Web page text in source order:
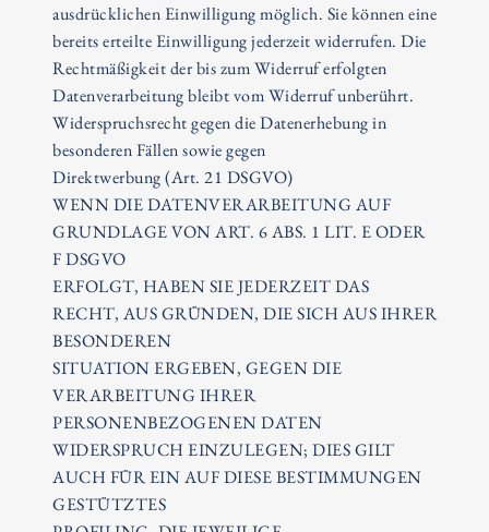
ausdrücklichen Einwilligung möglich. Sie können eine
bereits erteilte Einwilligung jederzeit widerrufen. Die
Rechtmäßigkeit der bis zum Widerruf erfolgten
Datenverarbeitung bleibt vom Widerruf unberührt.
Widerspruchsrecht gegen die Datenerhebung in
besonderen Fällen sowie gegen
Direktwerbung (Art. 21 DSGVO)
WENN DIE DATENVERARBEITUNG AUF
GRUNDLAGE VON ART. 6 ABS. 1 LIT. E ODER
F DSGVO
ERFOLGT, HABEN SIE JEDERZEIT DAS
RECHT, AUS GRÜNDEN, DIE SICH AUS IHRER
BESONDEREN
SITUATION ERGEBEN, GEGEN DIE
VERARBEITUNG IHRER
PERSONENBEZOGENEN DATEN
WIDERSPRUCH EINZULEGEN; DIES GILT
AUCH FÜR EIN AUF DIESE BESTIMMUNGEN
GESTÜTZTES